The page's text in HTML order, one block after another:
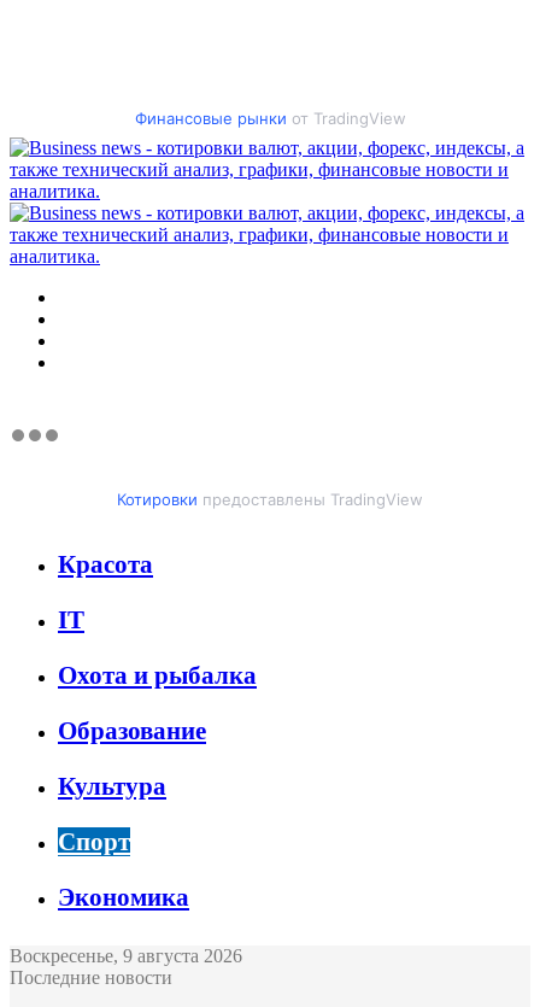
Финансовые рынки от TradingView
Котировки предоставлены TradingView
Красота
IT
Охота и рыбалка
Образование
Культура
Спорт
Экономика
Воскресенье, 9 августа 2026
Последние новости